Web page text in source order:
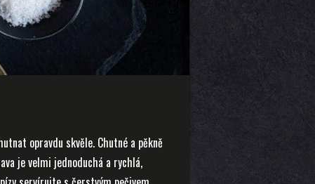
opravdu skvěle. Chutné a pěkně
je velmi jednoduchá a rychlá,